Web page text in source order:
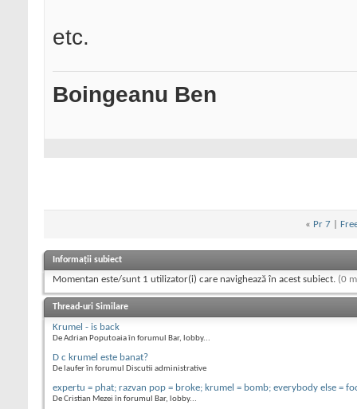
etc.
Boingeanu Ben
« Pr 7|
Informații subiect
Momentan este/sunt 1 utilizator(i) care navighează în acest subiect. (0
Thread-uri Similare
Krumel - is back
De Adrian Poputoaia în forumul Bar, lobby...
D c krumel este banat?
De laufer în forumul Discutii administrative
expertu = phat; razvan pop = broke; krumel = bomb; everybody else =
De Cristian Mezei în forumul Bar, lobby...